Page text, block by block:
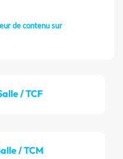
de contenu sur
/ TCF
/ TCM